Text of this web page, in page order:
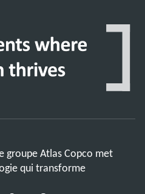
groupe Atlas Copco met
qui transforme